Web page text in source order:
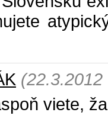
(22.3.2012
viete,